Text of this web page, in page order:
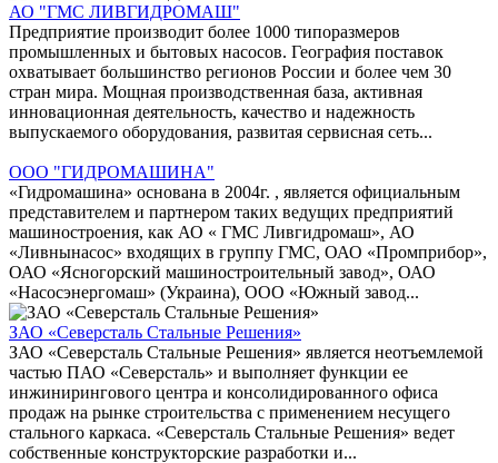
АО "ГМС ЛИВГИДРОМАШ"
Предприятие производит более 1000 типоразмеров
промышленных и бытовых насосов. География поставок
охватывает большинство регионов России и более чем 30
стран мира. Мощная производственная база, активная
инновационная деятельность, качество и надежность
выпускаемого оборудования, развитая сервисная сеть...
ООО "ГИДРОМАШИНА"
«Гидромашина» основана в 2004г. , является официальным
представителем и партнером таких ведущих предприятий
машиностроения, как АО « ГМС Ливгидромаш», АО
«Ливнынасос» входящих в группу ГМС, ОАО «Промприбор»,
ОАО «Ясногорский машиностроительный завод», ОАО
«Насосэнергомаш» (Украина), ООО «Южный завод...
ЗАО «Северсталь Стальные Решения»
ЗАО «Северсталь Стальные Решения» является неотъемлемой
частью ПАО «Северсталь» и выполняет функции ее
инжинирингового центра и консолидированного офиса
продаж на рынке строительства с применением несущего
стального каркаса. «Северсталь Стальные Решения» ведет
собственные конструкторские разработки и...